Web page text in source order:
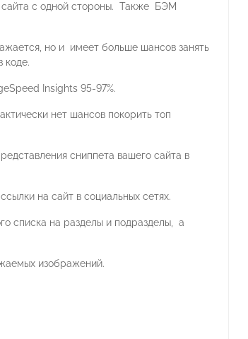
с одной стороны. Также БЭМ
но и имеет больше шансов занять
коде.
Insights 95-97%.
нет шансов покорить топ
сниппета вашего сайта в
на сайт в социальных сетях.
списка на разделы и подразделы, а
изображений.